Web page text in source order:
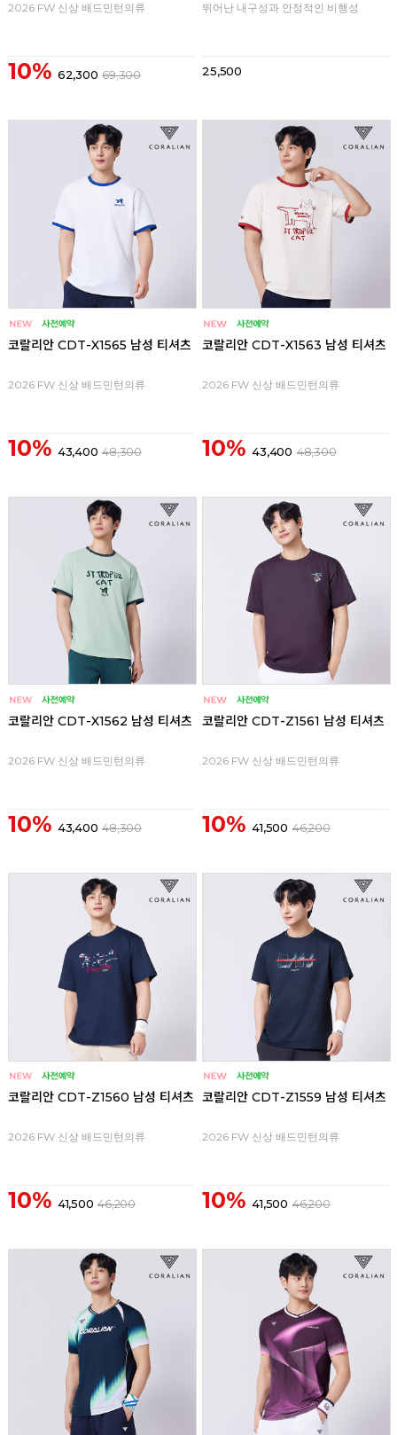
2026 FW 신상 배드민턴의류
10% 62,300 69,300
뛰어난 내구성과 안정적인 비행성
25,500
코랄리안 CDT-X1565 남성 티셔츠
2026 FW 신상 배드민턴의류
10% 43,400 48,300
코랄리안 CDT-X1563 남성 티셔츠
2026 FW 신상 배드민턴의류
10% 43,400 48,300
코랄리안 CDT-X1562 남성 티셔츠
2026 FW 신상 배드민턴의류
10% 43,400 48,300
코랄리안 CDT-Z1561 남성 티셔츠
2026 FW 신상 배드민턴의류
10% 41,500 46,200
코랄리안 CDT-Z1560 남성 티셔츠
2026 FW 신상 배드민턴의류
10% 41,500 46,200
코랄리안 CDT-Z1559 남성 티셔츠
2026 FW 신상 배드민턴의류
10% 41,500 46,200